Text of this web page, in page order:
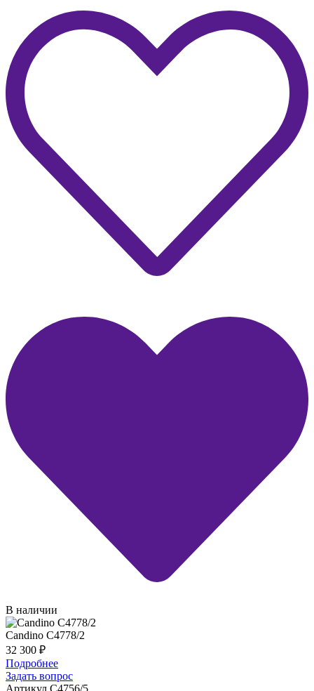
В наличии
Candino C4778/2
32 300 ₽
Подробнее
Задать вопрос
Артикул C4756/5